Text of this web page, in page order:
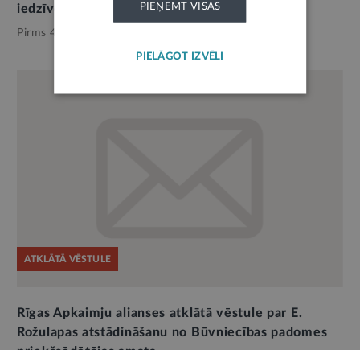
iedzīvotājiem
Pirms 4 mēnešiem,
ATKLĀTĀ VĒSTULE
Rīgas Apkaimju alianses atklātā vēstule par E.
Rožulapas atstādināšanu no Būvniecības padomes
PIEŅEMT VISAS
PIELĀGOT IZVĒLI